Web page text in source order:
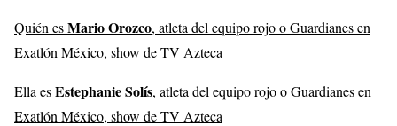
Quién esMario Orozco, atleta del equipo rojo o Guardianes en
Exatlón México, show de TV Azteca
Ella esEstephanie Solís, atleta del equipo rojo o Guardianes en
Exatlón México, show de TV Azteca